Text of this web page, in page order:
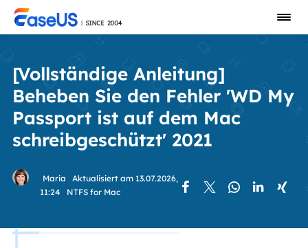
[Vollständige Anleitung]
Beheben Sie den Fehler 'WD My
Passport ist auf dem Mac
schreibgeschützt' 2021
Maria
Aktualisiert am 13.07.2026,
11:24
NTFS for Mac     